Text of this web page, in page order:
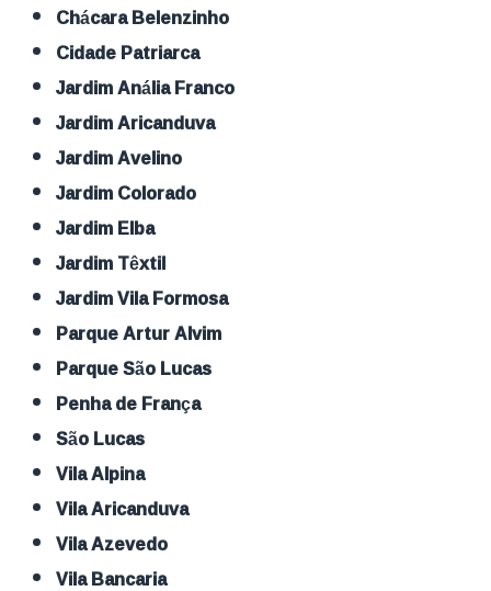
Chácara Belenzinho
Cidade Patriarca
Jardim Anália Franco
Jardim Aricanduva
Jardim Avelino
Jardim Colorado
Jardim Elba
Jardim Têxtil
Jardim Vila Formosa
Parque Artur Alvim
Parque São Lucas
Penha de França
São Lucas
Vila Alpina
Vila Aricanduva
Vila Azevedo
Vila Bancaria